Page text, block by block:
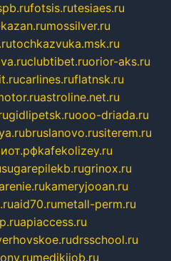
fotsis.rutesiaes.ru
mossilver.ru
tochkazvuka.msk.ru
clubtibet.ruorior-aks.ru
carlines.ruflatnsk.ru
astroline.net.ru
gidlipetsk.ruooo-driada.ru
bruslanovo.rusiterem.ru
kafekolizey.ru
sugarepilekb.rugrinox.ru
kameryjooan.ru
aid70.rumetall-perm.ru
apiaccess.ru
drsschool.ru
medikijob.ru